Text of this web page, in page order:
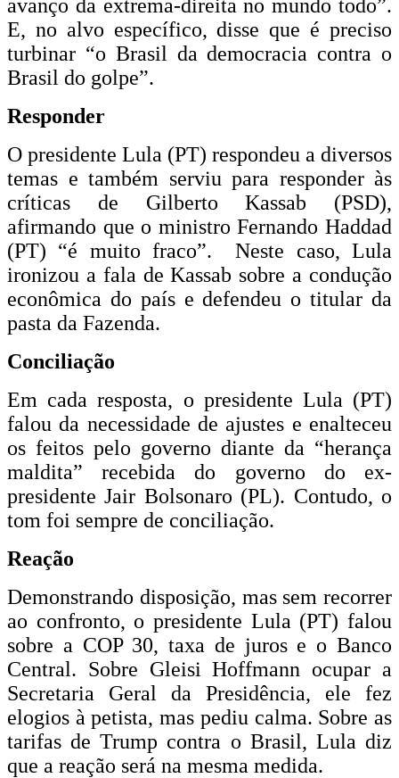
avanço da extrema-direita no mundo todo”.
E, no alvo específico, disse que é preciso
turbinar “o Brasil da democracia contra o
Brasil do golpe”.
Responder
O presidente Lula (PT) respondeu a diversos
temas e também serviu para responder às
críticas de Gilberto Kassab (PSD),
afirmando que o ministro Fernando Haddad
(PT) “é muito fraco”. Neste caso, Lula
ironizou a fala de Kassab sobre a condução
econômica do país e defendeu o titular da
pasta da Fazenda.
Conciliação
Em cada resposta, o presidente Lula (PT)
falou da necessidade de ajustes e enalteceu
os feitos pelo governo diante da “herança
maldita” recebida do governo do ex-
presidente Jair Bolsonaro (PL). Contudo, o
tom foi sempre de conciliação.
Reação
Demonstrando disposição, mas sem recorrer
ao confronto, o presidente Lula (PT) falou
sobre a COP 30, taxa de juros e o Banco
Central. Sobre Gleisi Hoffmann ocupar a
Secretaria Geral da Presidência, ele fez
elogios à petista, mas pediu calma. Sobre as
tarifas de Trump contra o Brasil, Lula diz
que a reação será na mesma medida.